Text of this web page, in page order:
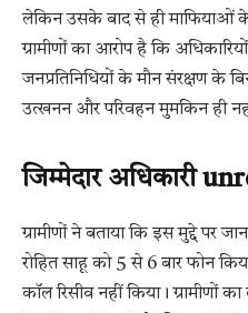
लेकिन उसके बाद से ही माफियाओं
ग्रामीणों का आरोप है कि
जनप्रतिनिधियों के मौन संरक्षण के
उत्खनन और परिवहन मुमकिन ही
जिम्मेदार अधिकारी
ग्रामीणों ने बताया कि इस मुद्दे पर
रोहित साहू को 5 से 6 बार फोन
कॉल रिसीव नहीं किया। ग्रामीणों